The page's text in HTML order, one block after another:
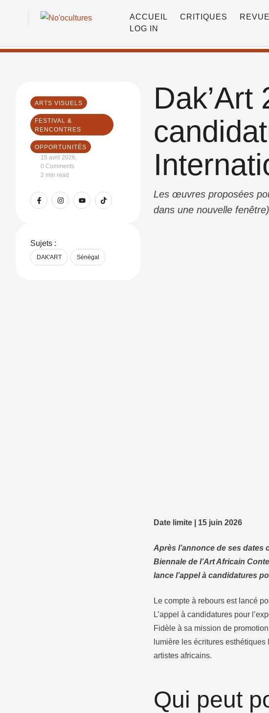
ACCUEIL CRITIQUES
LOG IN
ARTS VISUELS
FESTIVAL &
RENCONTRES
OPPORTUNITÉS
15 avril 2026,
0 Comments
2 min read
Sujets :
DAK'ART Sénégal
Dak’Art
Les œuvres proposées
dans une nouvelle
Date limite | 15 juin 2026
Après l’annonce de ses dates
Biennale de l’Art Africain
lance l’appel à candidatures
Le compte à rebours est lancé
L’appel à candidatures pour
Fidèle à sa mission de
lumière les écritures
artistes africains.
​Qui peut